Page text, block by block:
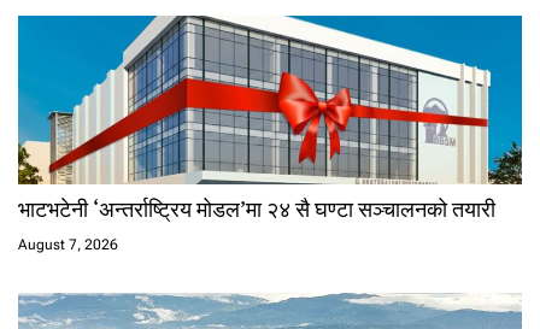
भाटभटेनी ‘अन्तर्राष्ट्रिय मोडल’मा २४ सै घण्टा सञ्चालनको तयारी
August 7, 2026